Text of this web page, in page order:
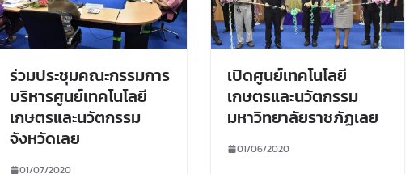
ร่วมประชุมคณะกรรมการ
บริหารศูนย์เทคโนโลยี
เกษตรและนวัตกรรม
จังหวัดเลย
01/07/2020
เปิดศูนย์เทคโนโลยี
เกษตรและนวัตกรรม
มหาวิทยาลัยราชภัฏเลย
01/06/2020